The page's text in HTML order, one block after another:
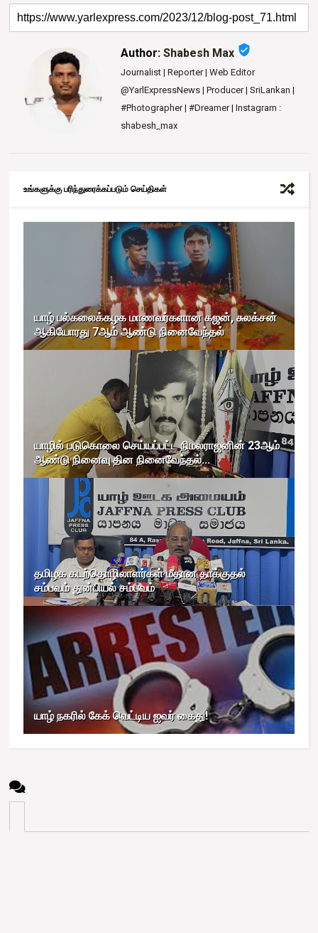
Author:Shabesh Max verified_user
Journalist | Reporter | Web Editor
@YarlExpressNews | Producer | SriLankan |
#Photographer | #Dreamer | Instagram :
shabesh_max
உங்களுக்கு பரிந்துரைக்கப்படும் செய்திகள்
யாழ் பல்கலைக்கழக மாணவர்களான கஜன், சுலக்சன்
ஆகியோரது 7ஆம் ஆண்டு நினைவேந்தல்
யாழில் படுகொலை செய்யப்பட்ட நிமலராஜனின் 23ஆம்
ஆண்டு நினைவு தின நினைவேந்தல்...
தமிழக கடற்தொழிலாளர்கள் மீதான தாக்குதல்
சம்பவம் துன்பியல் சம்பவம்
யாழ் நகரில் கேக் வெட்டிய ஐவர் கைது!